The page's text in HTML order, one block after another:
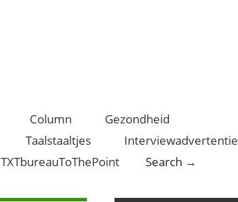
Column
Gezondheid
Taalstaaltjes
Interviewadvertentie
TXTbureauToThePoint Search →